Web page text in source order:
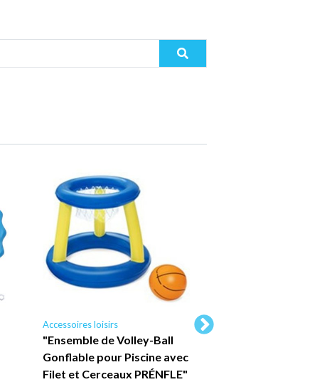
Accessoires loisirs
"Ensemble de Volley-Ball
Gonflable pour Piscine avec
Filet et Cerceaux PRÉNFLE"